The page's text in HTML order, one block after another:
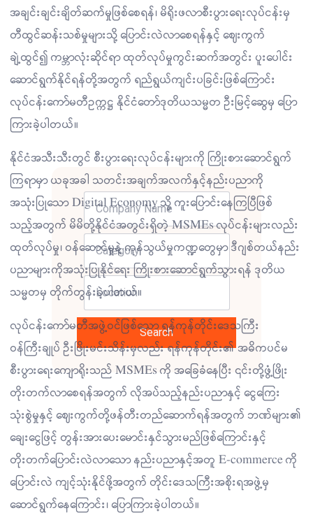
Search
အချင်းချင်းချိတ်ဆက်မှုဖြစ်စေရန်၊ မိရိုးဖလာစီးပွားရေးလုပ်ငန်းမှ
တီထွင်ဆန်းသစ်မှုများသို့ ပြောင်းလဲလာစေရန်နှင့် ဈေးကွက်
ချဲ့ထွင်၍ ကမ္ဘာလုံးဆိုင်ရာ ထုတ်လုပ်မှုကွင်းဆက်အတွင်း ပူးပေါင်း
ဆောင်ရွက်နိုင်ရန်တို့အတွက် ရည်ရွယ်ကျင်းပခြင်းဖြစ်ကြောင်း
လုပ်ငန်းကော်မတီဥက္ကဋ္ဌ နိုင်ငံတော်ဒုတိယသမ္မတ ဦးမြင့်ဆွေမှ ပြော
ကြားခဲ့ပါတယ်။
နိုင်ငံအသီးသီးတွင် စီးပွားရေးလုပ်ငန်းများကို ကြိုးစားဆောင်ရွက်
ကြရာမှာ ယခုအခါ သတင်းအချက်အလက်နှင့်နည်းပညာကို
အသုံးပြုသော Digital Economy သို့ ကူးပြောင်းနေကြပြီဖြစ်
သည့်အတွက် မိမိတို့နိုင်ငံအတွင်းရှိတဲ့ MSMEs လုပ်ငန်းများလည်း
ထုတ်လုပ်မှု၊ ဝန်ဆောင်မှုနဲ့ ကုန်သွယ်မှုကဏ္ဍတွေမှာ ဒီဂျစ်တယ်နည်း
ပညာများကိုအသုံးပြုနိုင်ရေး ကြိုးစားဆောင်ရွက်သွားရန် ဒုတိယ
သမ္မတမှ တိုက်တွန်းခဲ့ပါတယ်။
လုပ်ငန်းကော်မတီအဖွဲ့ဝင်ဖြစ်သော ရန်ကုန်တိုင်းဒေသကြီး
ဝန်ကြီးချုပ် ဦးဖြိုးမင်းသိန်းမှလည်း ရန်ကုန်တိုင်း၏ အဓိကပင်မ
စီးပွားရေးကျောရိုးသည် MSMEs ကို အခြေခံနေပြီး ၎င်းတို့ဖွံ့ဖြိုး
တိုးတက်လာစေရန်အတွက် လိုအပ်သည့်နည်းပညာနှင့် ငွေကြေး
သုံးစွဲမှုနှင့် ဈေးကွက်တို့ဖန်တီးတည်ဆောက်ရန်အတွက် ဘဏ်များ၏
ချေးငွေဖြင့် တွန်းအားပေးမောင်းနှင်သွားမည်ဖြစ်ကြောင်းနှင့်
တိုးတက်ပြောင်းလဲလာသော နည်းပညာနှင့်အတူ E-commerce ကို
ပြောင်းလဲ ကျင့်သုံးနိုင်ဖို့အတွက် တိုင်းဒေသကြီးအစိုးရအဖွဲ့မှ
ဆောင်ရွက်နေကြောင်း၊ ပြောကြားခဲ့ပါတယ်။